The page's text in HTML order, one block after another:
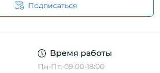
Подписаться
Время работы
Пн-Пт: 09:00-18:00